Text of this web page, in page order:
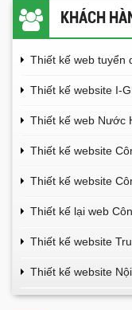
KHÁCH
Thiết kế web tuyển
Thiết kế website I-
Thiết kế web Nước
Thiết kế website
Thiết kế website
Thiết kế lại web
Thiết kế website
Thiết kế website